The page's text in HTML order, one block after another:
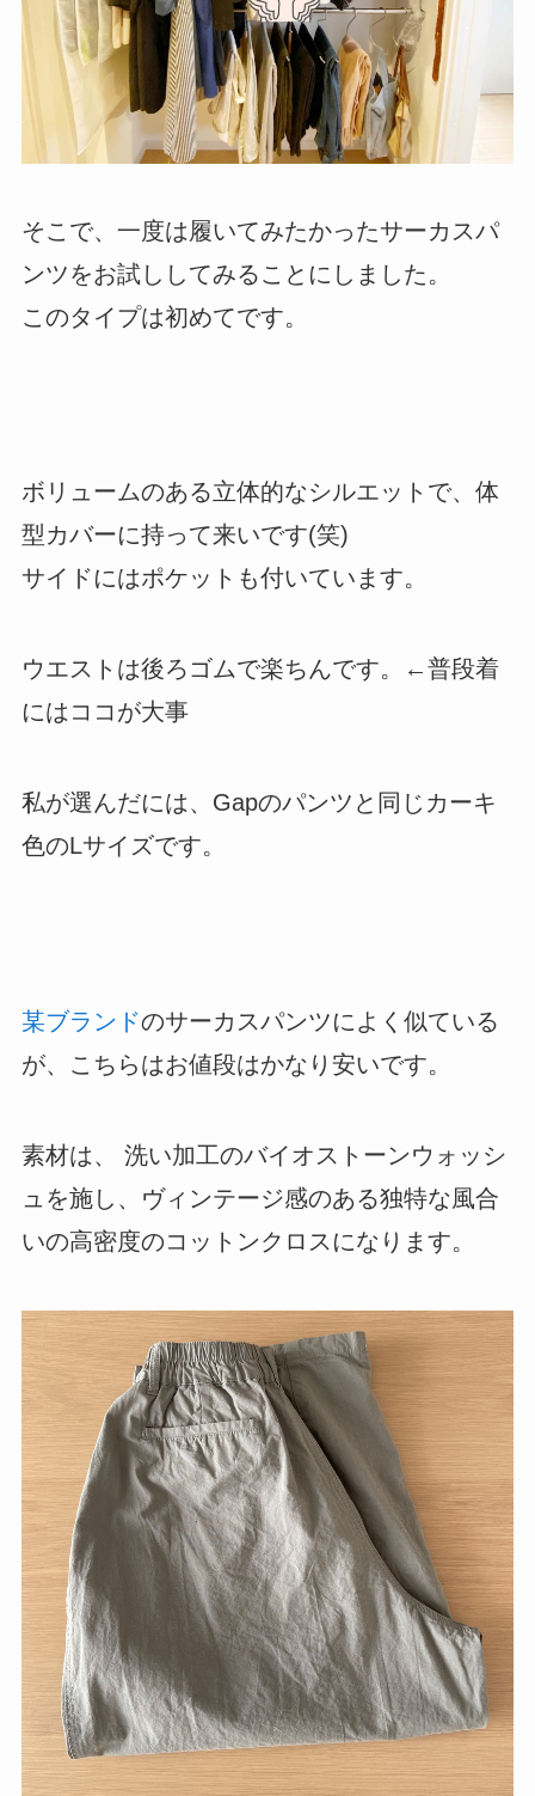
そこで、一度は履いてみたかったサーカスパ
ンツをお試ししてみることにしました。
このタイプは初めてです。
ボリュームのある立体的なシルエットで、体
型カバーに持って来いです(笑)
サイドにはポケットも付いています。
ウエストは後ろゴムで楽ちんです。←普段着
にはココが大事
私が選んだには、Gapのパンツと同じカーキ
色のLサイズです。
某ブランドのサーカスパンツによく似ている
が、こちらはお値段はかなり安いです。
素材は、 洗い加工のバイオストーンウォッシ
ュを施し、ヴィンテージ感のある独特な風合
いの高密度のコットンクロスになります。